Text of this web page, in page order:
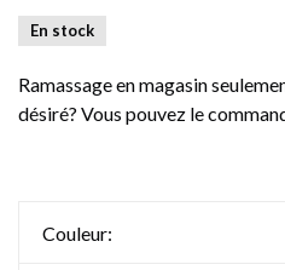
En stock
Ramassage en magasin
désiré? Vous pouvez le
Couleur: